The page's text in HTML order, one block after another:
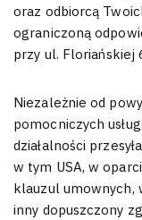
oraz odbiorcą
ograniczoną
przy ul. Floriańskiej
Niezależnie od
pomocniczych
działalności
w tym USA, w
klauzul umownych,
inny dopuszczony